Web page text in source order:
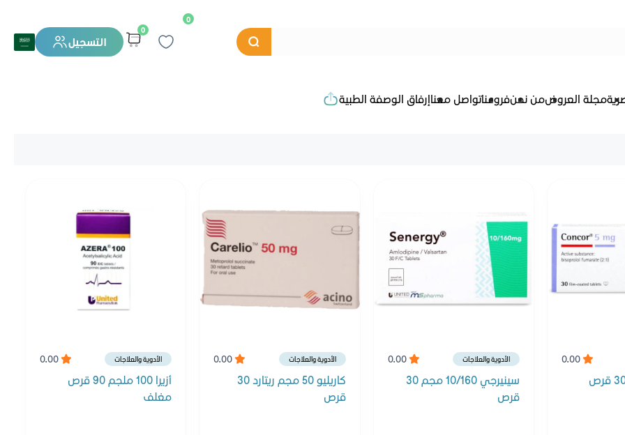
0
0
التسجيل
مجلة العروضمن نحنفروعناتواصل معناإرفاق الوصفة الطبية
0.00
0.00 الأدوية والعلاجات
سينيرجي 10/160 مجم 30
قرص
0.00 الأدوية والعلاجات
كاريليو 50 مجم ريتارد 30
قرص
0.00 الأدوية والعلاجات
أزيرا 100 ملجم 90 قرص
مغلف